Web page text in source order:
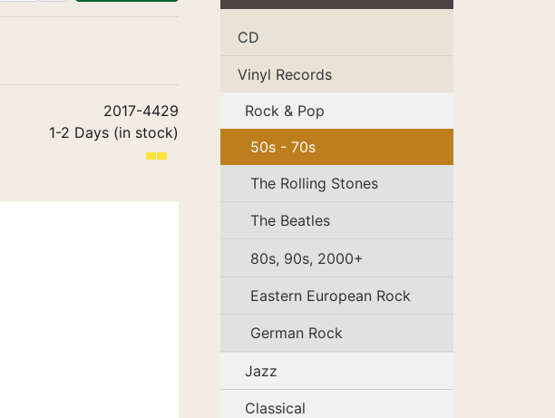
2017-4429
1-2 Days (in stock)
CD
Vinyl Records
Rock & Pop
50s - 70s
The Rolling Stones
The Beatles
80s, 90s, 2000+
Eastern European Rock
German Rock
Jazz
Classical